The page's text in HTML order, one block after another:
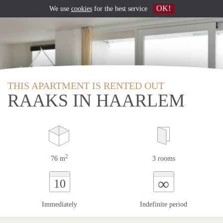
THIS APARTMENT IS RENTED OUT
RAAKS IN HAARLEM
76 m2 3 rooms
10
Immediately
∞
Indefinite period
We use cookiesfor the best service OK!